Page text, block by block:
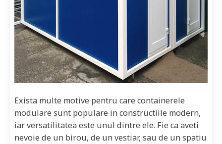
Exista multe motive pentru care containerele
modulare sunt populare in constructiile modern,
iar versatilitatea este unul dintre ele. Fie ca aveti
nevoie de un birou, de un vestiar, sau de un spatiu